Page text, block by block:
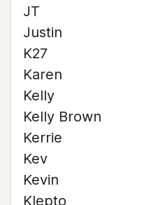
JT
Justin
K27
Karen
Kelly
Kelly Brown
Kerrie
Kev
Kevin
Klepto